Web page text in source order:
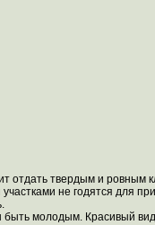
отдать твердым и ровным
не годятся для
молодым. Красивый вид